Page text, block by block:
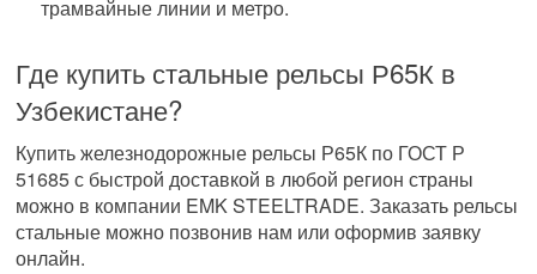
трамвайные линии и метро.
Где купить стальные рельсы Р65К в
Узбекистане?
Купить железнодорожные рельсы Р65К по ГОСТ Р
51685 с быстрой доставкой в любой регион страны
можно в компании EMK STEELTRADE. Заказать рельсы
стальные можно позвонив нам или оформив заявку
онлайн.